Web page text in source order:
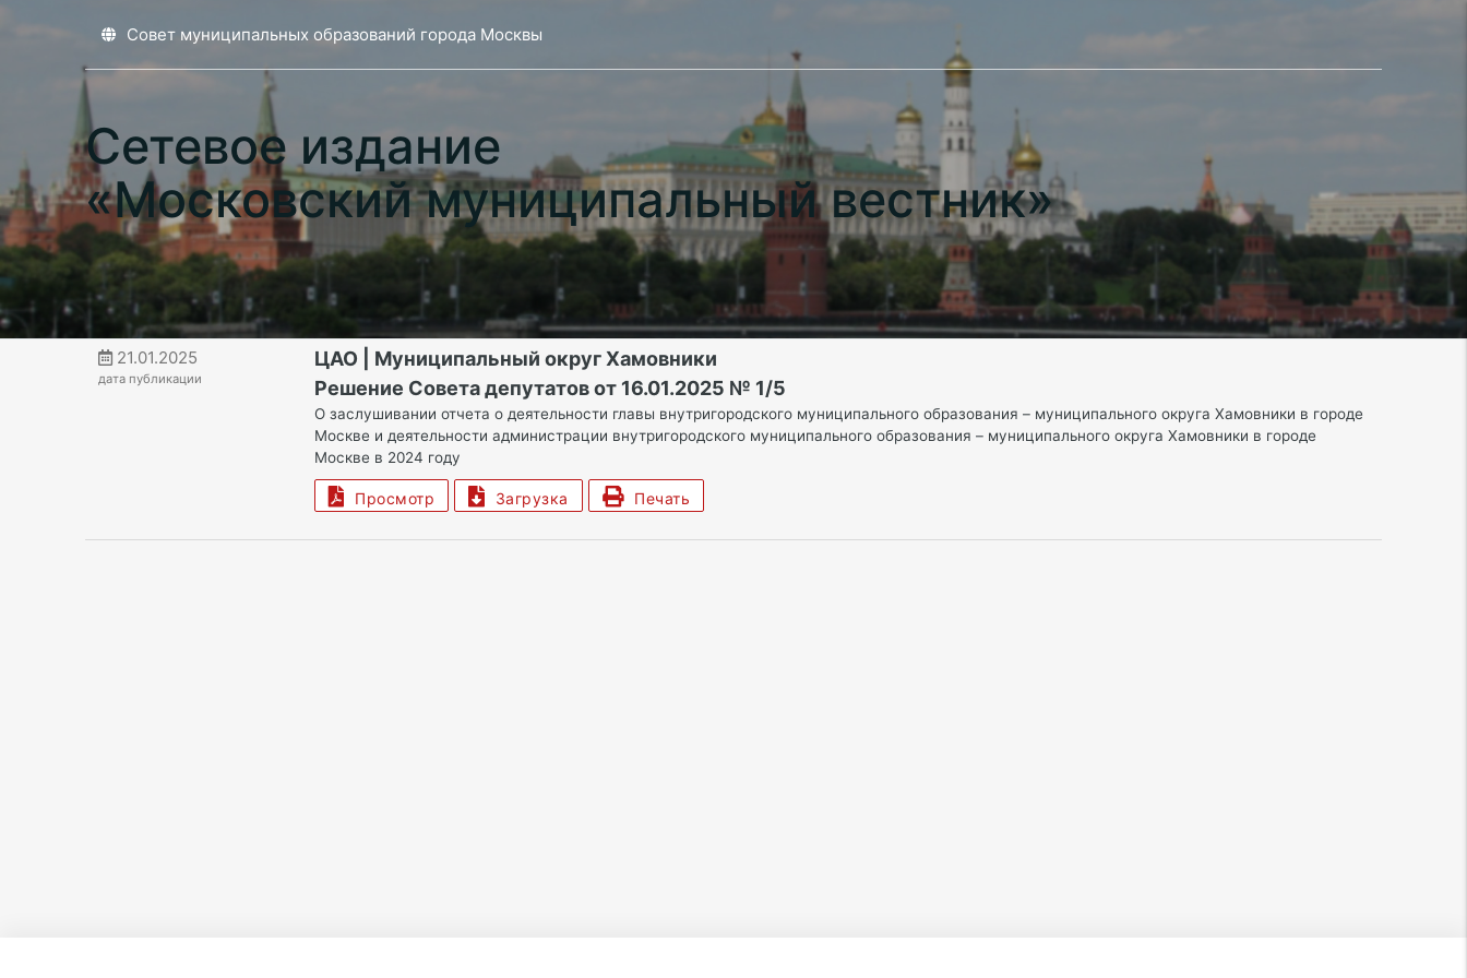
Совет муниципальных образований города Москвы
Сетевое издание
«Московский муниципальный вестник»
21.01.2025
дата публикации
ЦАО | Муниципальный округ Хамовники
Решение Совета депутатов от 16.01.2025 № 1/5
О заслушивании отчета о деятельности главы внутригородского муниципального образования – муниципального округа Хамовники в городе
Москве и деятельности администрации внутригородского муниципального образования – муниципального округа Хамовники в городе
Москве в 2024 году
Просмотр Загрузка Печать